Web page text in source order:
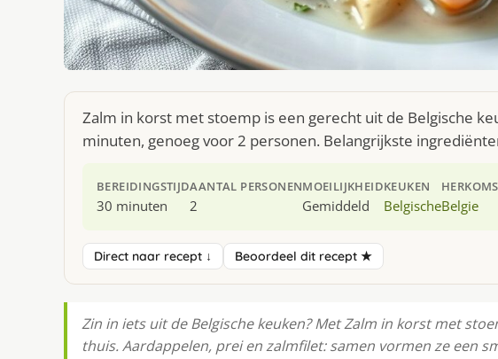
Zalm in korst met stoemp is een gerecht uit de Belgische
minuten, genoeg voor 2 personen. Belangrijkste
BEREIDINGSTIJD
30 minuten
AANTAL PERSONEN
2
MOEILIJKHEID
Gemiddeld
KEUKEN
BelgischeBelgie
Direct naar recept ↓ Beoordeel dit recept ★
Zin in iets uit de Belgische keuken? Met Zalm in korst met
thuis. Aardappelen, prei en zalmfilet: samen vormen ze een